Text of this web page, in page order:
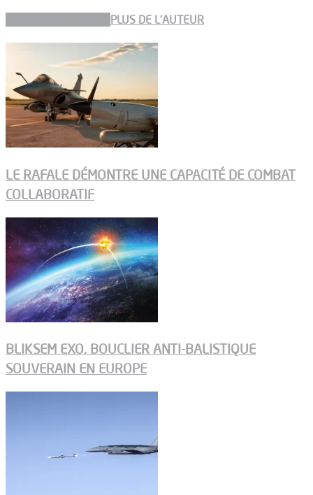
PLUS DE L'AUTEUR
LE RAFALE DÉMONTRE UNE CAPACITÉ DE COMBAT
COLLABORATIF
BLIKSEM EXO, BOUCLIER ANTI-BALISTIQUE
SOUVERAIN EN EUROPE